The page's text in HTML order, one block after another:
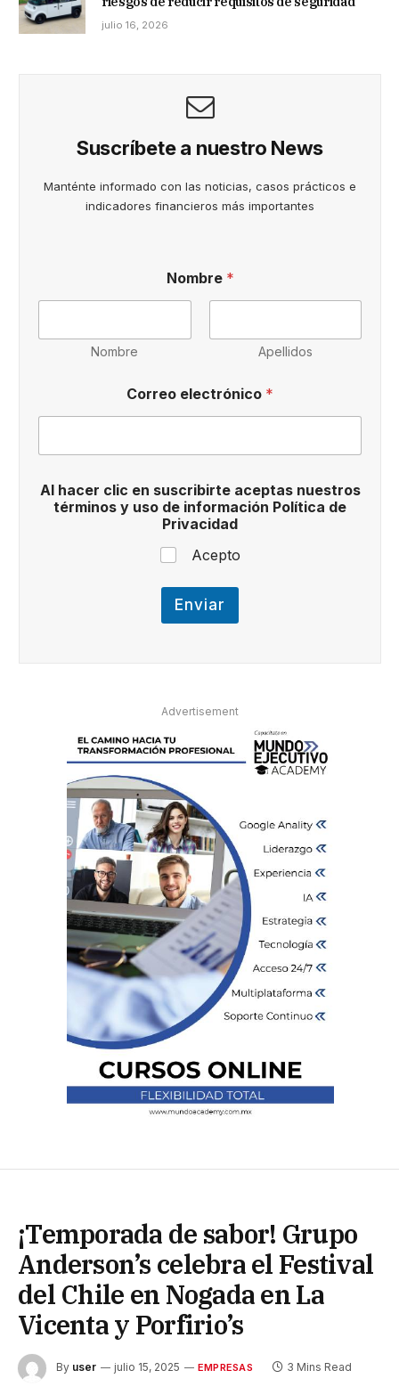
julio 16, 2026
Suscríbete a nuestro News
Manténte informado con las noticias, casos prácticos e
indicadores financieros más importantes
Nombre *
Nombre Apellidos
Correo electrónico *
c
e
p
a
d
e
*
Al hacer clic en suscribirte aceptas nuestros
términos y uso de información Política de
Privacidad
Acepto
Enviar
Advertisement
¡Temporada de sabor! Grupo
Anderson’s celebra el Festival
del Chile en Nogada en La
Vicenta y Porfirio’s
By user julio 15, 2025 EMPRESAS 3 Mins Read